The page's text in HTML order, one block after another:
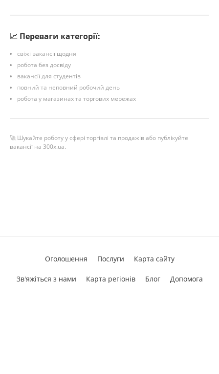
📈 Переваги категорії:
свіжі вакансії щодня
робота без досвіду
вакансії для студентів
повний та неповний робочий день
робота у магазинах та торгових мережах
🚀 Шукайте роботу у сфері торгівлі та продажів або публікуйте
вакансії на 300x.ua.
Оголошення Послуги Карта сайту
Зв'яжіться з нами Карта регіонів Блог Допомога